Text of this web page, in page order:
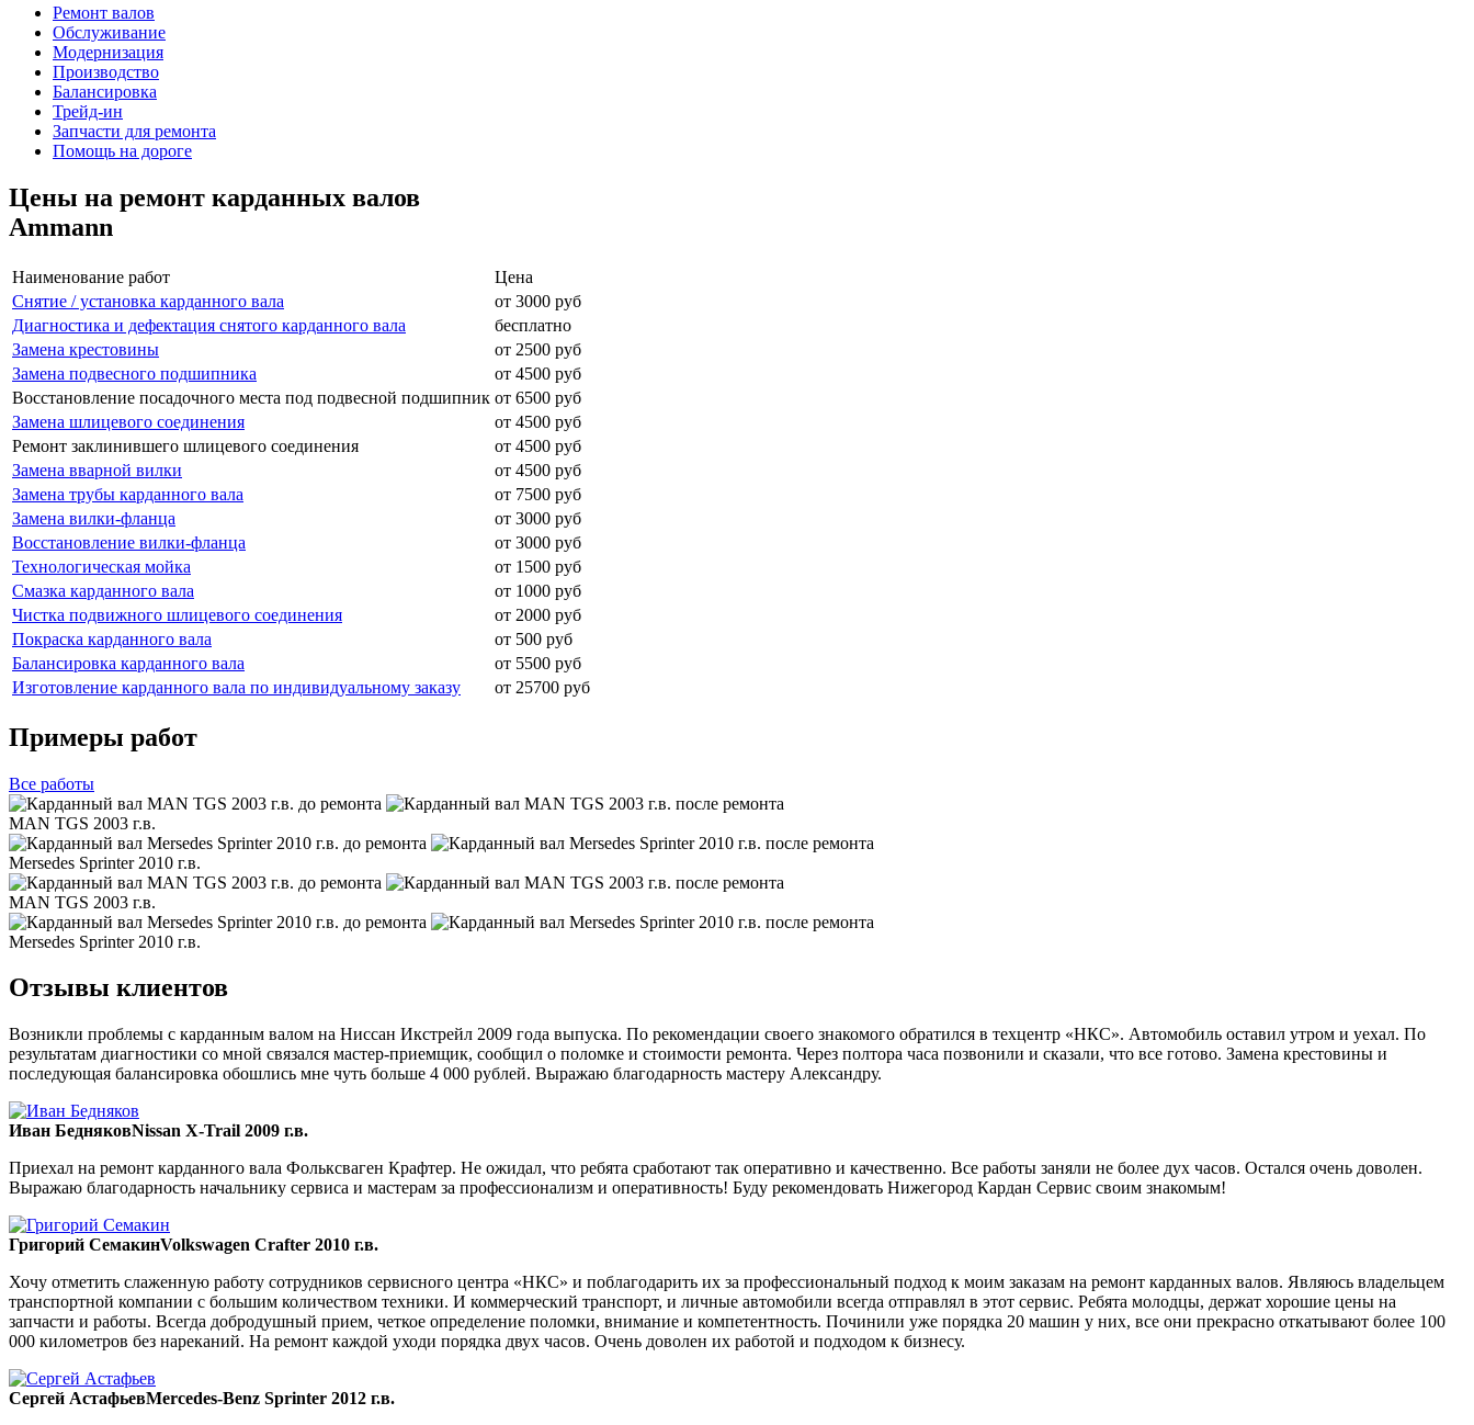
Ремонт валов
Обслуживание
Модернизация
Производство
Балансировка
Трейд-ин
Запчасти для ремонта
Помощь на дороге
Цены на ремонт карданных валов
Ammann
Наименование работ
Цена
Снятие / установка карданного вала
от 3000 руб
Диагностика и дефектация снятого карданного вала
бесплатно
Замена крестовины
от 2500 руб
Замена подвесного подшипника
от 4500 руб
Восстановление посадочного места под подвесной подшипник от 6500 руб
Замена шлицевого соединения
от 4500 руб
Ремонт заклинившего шлицевого соединения
от 4500 руб
Замена вварной вилки
от 4500 руб
Замена трубы карданного вала
от 7500 руб
Замена вилки-фланца
от 3000 руб
Восстановление вилки-фланца
от 3000 руб
Технологическая мойка
от 1500 руб
Смазка карданного вала
от 1000 руб
Чистка подвижного шлицевого соединения
от 2000 руб
Покраска карданного вала
от 500 руб
Балансировка карданного вала
от 5500 руб
Изготовление карданного вала по индивидуальному заказу
от 25700 руб
Примеры работ
Все работы
MAN TGS 2003 г.в.
Mersedes Sprinter 2010 г.в.
MAN TGS 2003 г.в.
Mersedes Sprinter 2010 г.в.
Отзывы клиентов
Возникли проблемы с карданным валом на Ниссан Икстрейл 2009 года выпуска. По рекомендации своего знакомого обратился в техцентр «НКС». Автомобиль оставил утром и уехал. По
результатам диагностики со мной связался мастер-приемщик, сообщил о поломке и стоимости ремонта. Через полтора часа позвонили и сказали, что все готово. Замена крестовины и
последующая балансировка обошлись мне чуть больше 4 000 рублей. Выражаю благодарность мастеру Александру.
Иван БедняковNissan X-Trail 2009 г.в.
Приехал на ремонт карданного вала Фольксваген Крафтер. Не ожидал, что ребята сработают так оперативно и качественно. Все работы заняли не более дух часов. Остался очень доволен.
Выражаю благодарность начальнику сервиса и мастерам за профессионализм и оперативность! Буду рекомендовать Нижегород Кардан Сервис своим знакомым!
Григорий СемакинVolkswagen Crafter 2010 г.в.
Хочу отметить слаженную работу сотрудников сервисного центра «НКС» и поблагодарить их за профессиональный подход к моим заказам на ремонт карданных валов. Являюсь владельцем
транспортной компании с большим количеством техники. И коммерческий транспорт, и личные автомобили всегда отправлял в этот сервис. Ребята молодцы, держат хорошие цены на
запчасти и работы. Всегда добродушный прием, четкое определение поломки, внимание и компетентность. Починили уже порядка 20 машин у них, все они прекрасно откатывают более 100
000 километров без нареканий. На ремонт каждой уходи порядка двух часов. Очень доволен их работой и подходом к бизнесу.
Сергей АстафьевMercedes-Benz Sprinter 2012 г.в.